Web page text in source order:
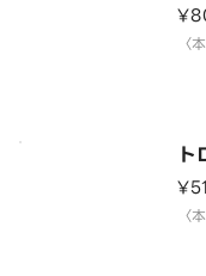
〈
ト
〈